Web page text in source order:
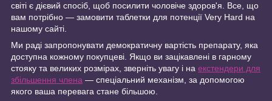
світі є дієвий спосіб, щоб посилити чоловіче здоров'я. Все, що
вам потрібно — замовити таблетки для потенції Very Hard на
нашому сайті.
Ми раді запропонувати демократичну вартість препарату, яка
доступна кожному покупцеві. Якщо ви зацікавлені в гарному
стояку та великих розмірах, зверніть увагу і на екстендери для
збільшення члена — спеціальний механізм, за допомогою
якого ваша перевага стане більшою.